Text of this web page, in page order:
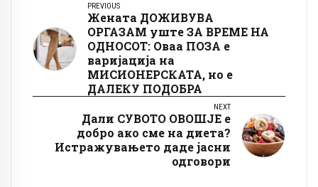
PREVIOUS
Жената ДОЖИВУВА
ОРГАЗАМ уште ЗА ВРЕМЕ НА
ОДНОСОТ: Оваа ПОЗА е
варијација на
МИСИОНЕРСКАТА, но е
ДАЛЕКУ ПОДОБРА
NEXT
Дали СУВОТО ОВОШЈЕ е
добро ако сме на диета?
Истражувањето даде јасни
одговори